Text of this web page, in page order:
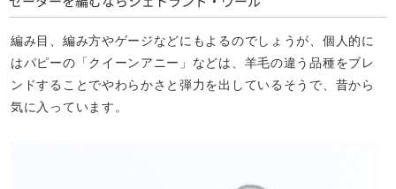
編み目、編み方やゲージなどにもよるのでしょうが、個人的に
はパピーの「クイーンアニー」などは、羊毛の違う品種をブレ
ンドすることでやわらかさと弾力を出しているそうで、昔から
気に入っています。